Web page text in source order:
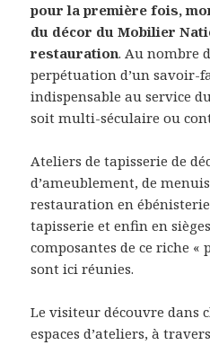
pour la première fois,
du décor du Mobilier
restauration. Au nombre
perpétuation d’un savoir-
indispensable au service
soit multi-séculaire ou
Ateliers de tapisserie de
d’ameublement, de
restauration en
tapisserie et enfin en
composantes de ce riche
sont ici réunies.
Le visiteur découvre dans
espaces d’ateliers, à